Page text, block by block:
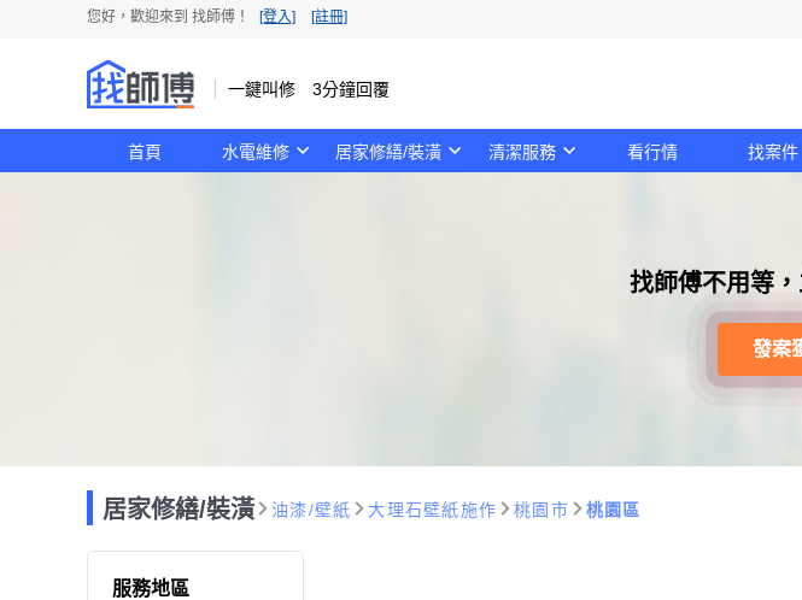
您好，歡迎來到 找師傅！ [登入] [註冊]
一鍵叫修 3分鐘回覆
首頁 水電維修 居家修繕/裝潢 清潔服務 看行情 找案件
找師傅不用等
發案
居家修繕/裝潢 油漆/壁紙 大理石壁紙施作 桃園市 桃園區
服務地區